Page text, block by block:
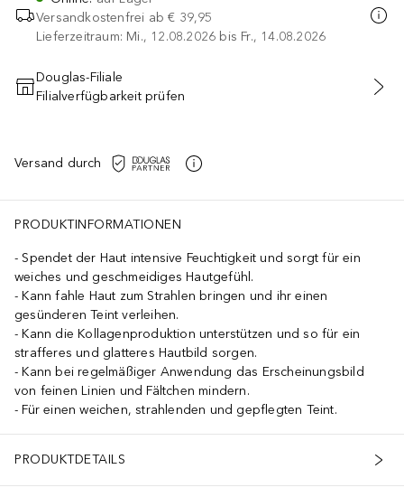
Versandkostenfrei ab € 39,95
Lieferzeitraum: Mi., 12.08.2026 bis Fr., 14.08.2026
IN DEN WARENKORB
Douglas-Filiale
Filialverfügbarkeit prüfen
Versand durch
PRODUKTINFORMATIONEN
Spendet der Haut intensive Feuchtigkeit und sorgt für ein
weiches und geschmeidiges Hautgefühl.
Kann fahle Haut zum Strahlen bringen und ihr einen
gesünderen Teint verleihen.
Kann die Kollagenproduktion unterstützen und so für ein
strafferes und glatteres Hautbild sorgen.
Kann bei regelmäßiger Anwendung das Erscheinungsbild
von feinen Linien und Fältchen mindern.
Für einen weichen, strahlenden und gepflegten Teint.
PRODUKTDETAILS